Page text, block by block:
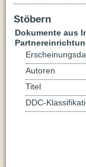
Stöbern
Dokumente aus
Autoren
Titel
DDC-